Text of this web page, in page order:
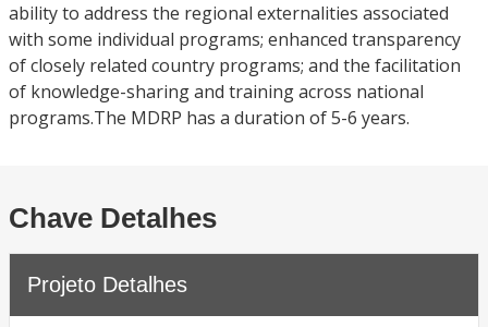
ability to address the regional externalities associated
with some individual programs; enhanced transparency
of closely related country programs; and the facilitation
of knowledge-sharing and training across national
programs.The MDRP has a duration of 5-6 years.
Chave Detalhes
Projeto Detalhes